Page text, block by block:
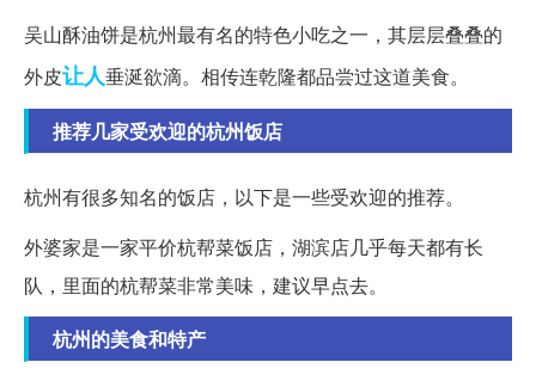
吴山酥油饼是杭州最有名的特色小吃之一，其层层叠叠的
外皮让人垂涎欲滴。相传连乾隆都品尝过这道美食。
推荐几家受欢迎的杭州饭店
杭州有很多知名的饭店，以下是一些受欢迎的推荐。
外婆家是一家平价杭帮菜饭店，湖滨店几乎每天都有长
队，里面的杭帮菜非常美味，建议早点去。
杭州的美食和特产